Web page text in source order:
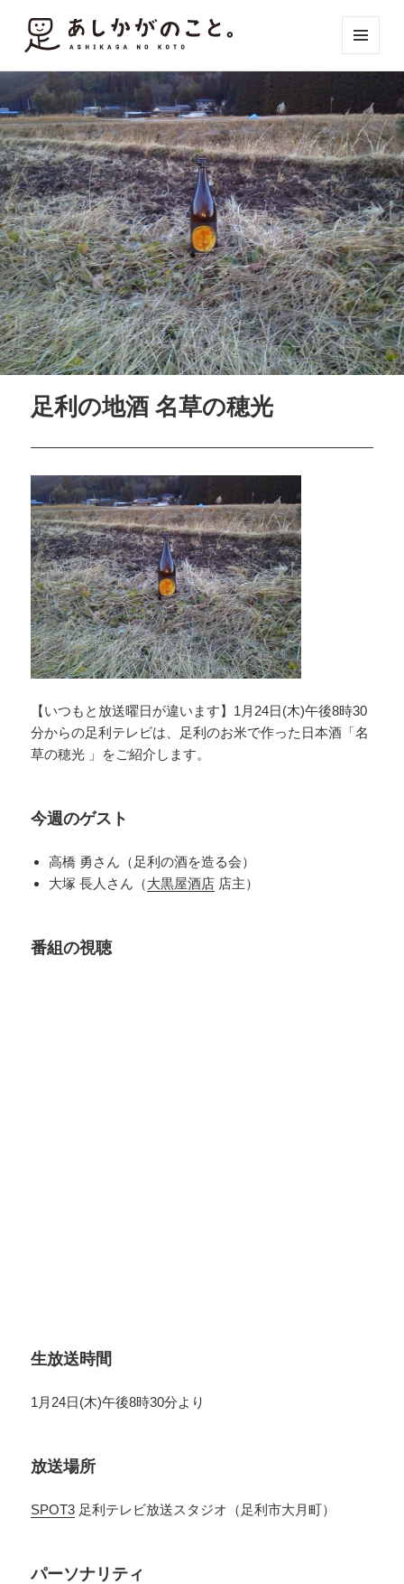
ット
足利の地酒 名草の穂光
【いつもと放送曜日が違います】1月24日(木)午後8時30
分からの足利テレビは、足利のお米で作った日本酒「名
草の穂光 」をご紹介します。
今週のゲスト
高橋 勇さん（足利の酒を造る会）
大塚 長人さん（大黒屋酒店 店主）
番組の視聴
生放送時間
1月24日(木)午後8時30分より
放送場所
SPOT3 足利テレビ放送スタジオ（足利市大月町）
パーソナリティ